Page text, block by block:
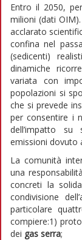
Entro il 2050,
milioni (dati
acclarato
confina nel
(sedicenti)
dinamiche
variata con
popolazioni si
che si prevede
per consentire i
dell’impatto su
emissioni dovuto
La comunità
una
concreti la
condivisione
particolare
compiere:1)
dei gas serra;